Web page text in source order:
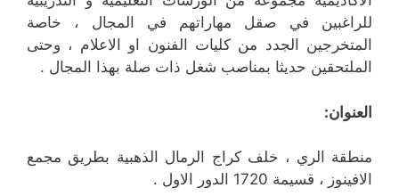
للراغبين في صقل مهاراتهم في المجال ، خاصة
المتخرجين الجدد من كليات الفنون او الاعلام ، وحتى
الملتحقين حديثا بمناصب شغل ذات صلة بهذا المجال .
العنوان:
منطقة الري ، خلف كراج الرمال الذهبية بطريق مجمع
الافينوز ، قسيمة 1720 الدور الاول .